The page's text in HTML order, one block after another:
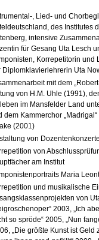
, Lied- und
des Institutes
intensive
für Gesang Uta Lesch
Korrepetitorin
Diplomklavierlehrerin Uta
mit dem
von H.M. Uhle (1991),
im Mansfelder Land
dem Kammerchor
(2001)
von
von
am Institut
Maria
und musikalische
von
2003, „Ich
so spröde“ 2005, „Nun
„Die größte Kunst ist Geld